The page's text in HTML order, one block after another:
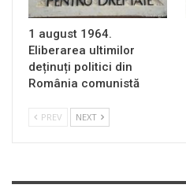
1 august 1964.
Eliberarea ultimilor
deținuți politici din
România comunistă
PREV NEXT